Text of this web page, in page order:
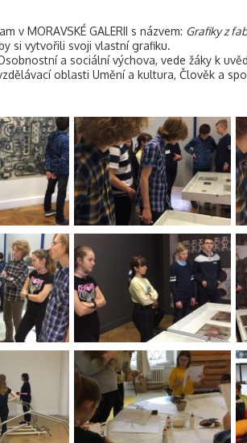
v MORAVSKÉ GALERII s názvem: Grafiky z
si vytvořili svoji vlastní grafiku.
a sociální výchova, vede žáky k
oblasti Umění a kultura, Člověk a